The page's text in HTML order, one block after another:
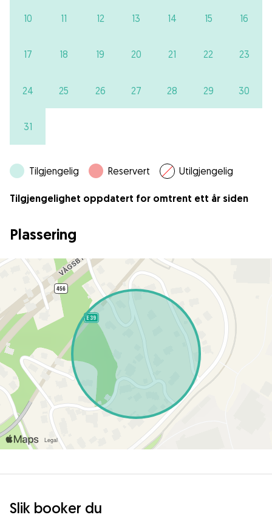
10 11 12 13 14 15 16
17 18 19 20 21 22 23
24 25 26 27 28 29 30
31
Tilgjengelig Reservert Utilgjengelig
Tilgjengelighet oppdatert for omtrent ett år siden
Plassering
Slik booker du